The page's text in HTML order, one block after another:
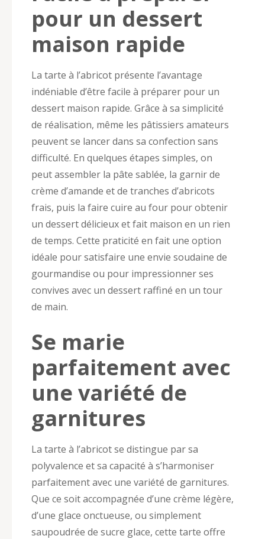
pour un dessert
maison rapide
La tarte à l’abricot présente l’avantage
indéniable d’être facile à préparer pour un
dessert maison rapide. Grâce à sa simplicité
de réalisation, même les pâtissiers amateurs
peuvent se lancer dans sa confection sans
difficulté. En quelques étapes simples, on
peut assembler la pâte sablée, la garnir de
crème d’amande et de tranches d’abricots
frais, puis la faire cuire au four pour obtenir
un dessert délicieux et fait maison en un rien
de temps. Cette praticité en fait une option
idéale pour satisfaire une envie soudaine de
gourmandise ou pour impressionner ses
convives avec un dessert raffiné en un tour
de main.
Se marie
parfaitement avec
une variété de
garnitures
La tarte à l’abricot se distingue par sa
polyvalence et sa capacité à s’harmoniser
parfaitement avec une variété de garnitures.
Que ce soit accompagnée d’une crème légère,
d’une glace onctueuse, ou simplement
saupoudrée de sucre glace, cette tarte offre